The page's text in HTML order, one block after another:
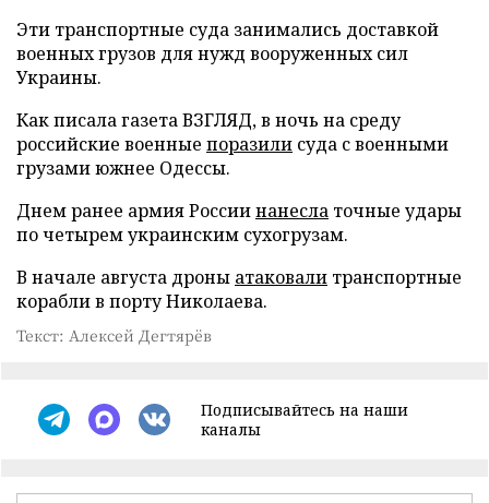
Эти транспортные суда занимались доставкой
военных грузов для нужд вооруженных сил
Украины.
Как писала газета ВЗГЛЯД, в ночь на среду
российские военные поразили суда с военными
грузами южнее Одессы.
Днем ранее армия Россиинанесла точные удары
по четырем украинским сухогрузам.
В начале августа дроны атаковали транспортные
корабли в порту Николаева.
Текст: Алексей Дегтярёв
Подписывайтесь на наши
каналы